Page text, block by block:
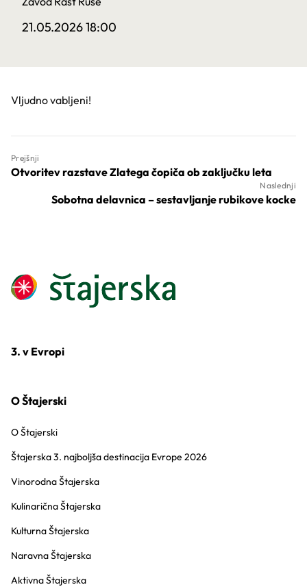
21.05.2026 18:00
Vljudno vabljeni!
Prejšnji
Otvoritev razstave Zlatega čopiča ob zaključku leta
Naslednji
Sobotna delavnica – sestavljanje rubikove kocke
3. v Evropi
O Štajerski
O Štajerski
Štajerska 3. najboljša destinacija Evrope 2026
Vinorodna Štajerska
Kulinarična Štajerska
Kulturna Štajerska
Naravna Štajerska
Aktivna Štajerska